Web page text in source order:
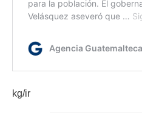
kg/ir